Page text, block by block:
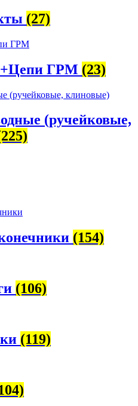
(27)
ГРМ (23)
(ручейковые,
(154)
(106)
(119)